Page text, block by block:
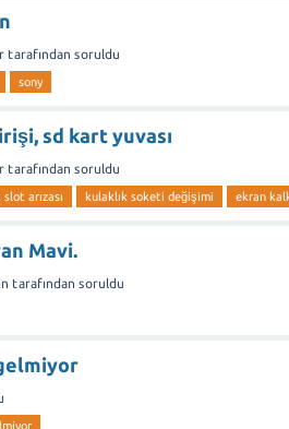
tarafından soruldu
sony
sd kart yuvası
tarafından soruldu
arızası kulaklık soketi değişimi ekran
Mavi.
tarafından soruldu